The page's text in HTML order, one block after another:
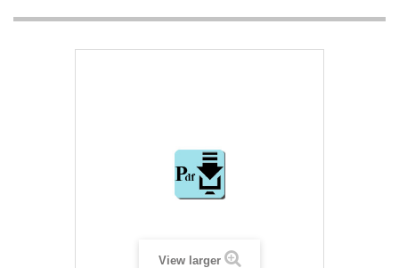
View larger